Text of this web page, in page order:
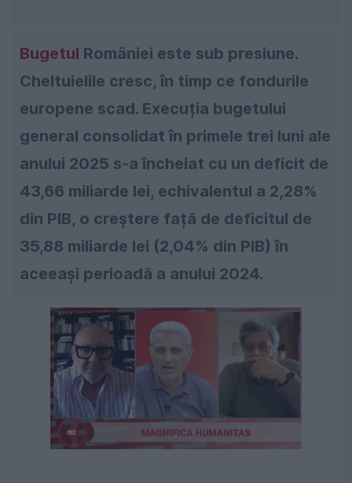
Bugetul României este sub presiune.
Cheltuielile cresc, în timp ce fondurile
europene scad. Execuția bugetului
general consolidat în primele trei luni ale
anului 2025 s-a încheiat cu un deficit de
43,66 miliarde lei, echivalentul a 2,28%
din PIB, o creștere față de deficitul de
35,88 miliarde lei (2,04% din PIB) în
aceeași perioadă a anului 2024.
Următorul videoclip în 4 Anulează